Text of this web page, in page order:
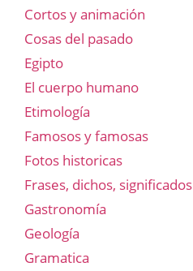
Cortos y animación
Cosas del pasado
Egipto
El cuerpo humano
Etimología
Famosos y famosas
Fotos historicas
Frases, dichos, significados
Gastronomía
Geología
Gramatica